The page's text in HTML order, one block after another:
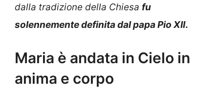
dalla tradizione della Chiesa fu
solennemente definita dal papa Pio XII.
Maria è andata in Cielo in
anima e corpo